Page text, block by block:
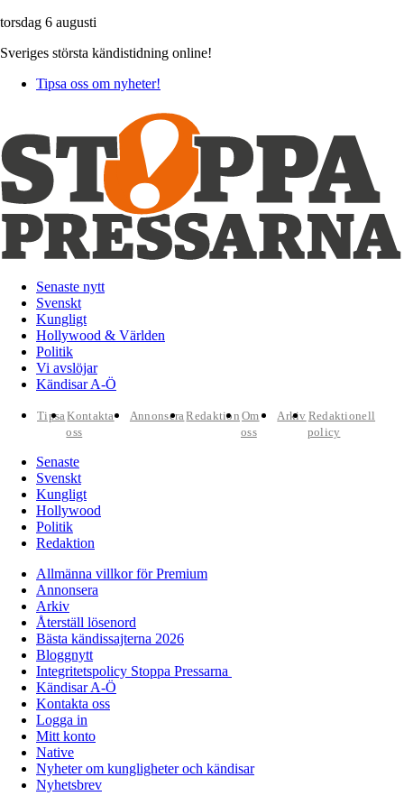
torsdag 6 augusti
Sveriges största kändistidning online!
Tipsa oss om nyheter!
Senaste nytt
Svenskt
Kungligt
Hollywood & Världen
Politik
Vi avslöjar
Kändisar A-Ö
TipsaKontakta
oss
AnnonseraRedaktion Om
oss
Arkiv Redaktionell
policy
Senaste
Svenskt
Kungligt
Hollywood
Politik
Redaktion
Allmänna villkor för Premium
Annonsera
Arkiv
Återställ lösenord
Bästa kändissajterna 2026
Bloggnytt
Integritetspolicy Stoppa Pressarna
Kändisar A-Ö
Kontakta oss
Logga in
Mitt konto
Native
Nyheter om kungligheter och kändisar
Nyhetsbrev